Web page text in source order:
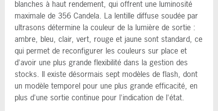
blanches à haut rendement, qui offrent une luminosité
maximale de 356 Candela. La lentille diffuse soudée par
ultrasons détermine la couleur de la lumière de sortie :
ambre, bleu, clair, vert, rouge et jaune sont standard, ce
qui permet de reconfigurer les couleurs sur place et
d'avoir une plus grande flexibilité dans la gestion des
stocks. Il existe désormais sept modèles de flash, dont
un modèle temporel pour une plus grande efficacité, en
plus d'une sortie continue pour l'indication de l'état.